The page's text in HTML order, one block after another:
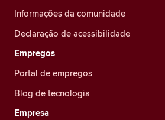
Informações da comunidade
Declaração de acessibilidade
Empregos
Portal de empregos
Blog de tecnologia
Empresa